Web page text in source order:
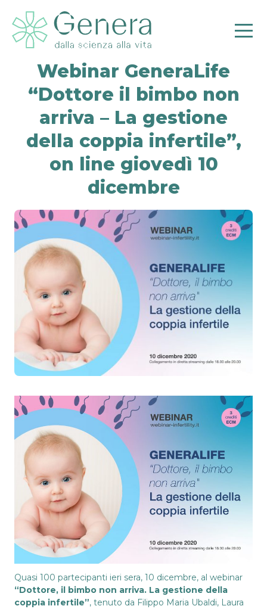
Webinar GeneraLife
“Dottore il bimbo non
arriva – La gestione
della coppia infertile”,
on line giovedì 10
dicembre
Quasi 100 partecipanti ieri sera, 10 dicembre, al webinar
“Dottore, il bimbo non arriva. La gestione della
coppia infertile”, tenuto da Filippo Maria Ubaldi, Laura